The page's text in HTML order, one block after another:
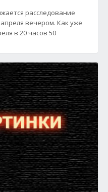
расследование
вечером. Как уже
в 20 часов 50